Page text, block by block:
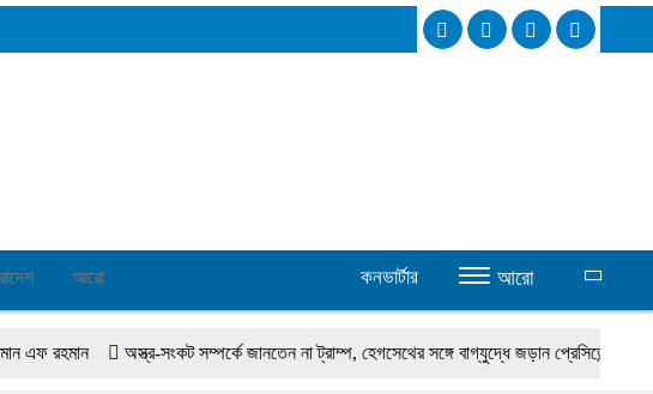
আরো কনভার্টার আরো
অস্ত্র-সংকট সম্পর্কে জানতেন না ট্রাম্প, হেগসেথের সঙ্গে বাগ্‌যুদ্ধে জড়ান প্রেসিডেন্ট নদীদূষণ